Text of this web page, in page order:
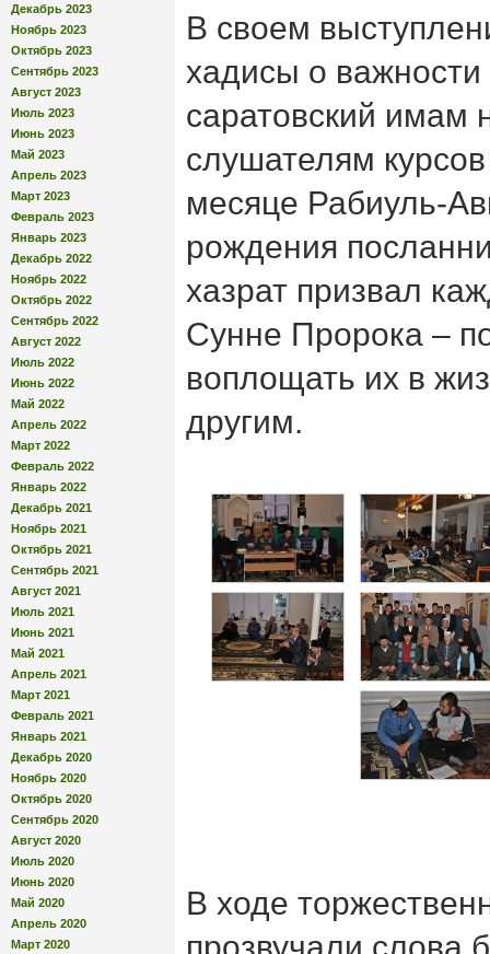
Декабрь 2023
Ноябрь 2023
Октябрь 2023
Сентябрь 2023
Август 2023
Июль 2023
Июнь 2023
Май 2023
Апрель 2023
Март 2023
Февраль 2023
Январь 2023
Декабрь 2022
Ноябрь 2022
Октябрь 2022
Сентябрь 2022
Август 2022
Июль 2022
Июнь 2022
Май 2022
Апрель 2022
Март 2022
Февраль 2022
Январь 2022
Декабрь 2021
Ноябрь 2021
Октябрь 2021
Сентябрь 2021
Август 2021
Июль 2021
Июнь 2021
Май 2021
Апрель 2021
Март 2021
Февраль 2021
Январь 2021
Декабрь 2020
Ноябрь 2020
Октябрь 2020
Сентябрь 2020
Август 2020
Июль 2020
Июнь 2020
Май 2020
Апрель 2020
Март 2020
В своем
хадисы о важности
саратовский имам
слушателям
месяце Рабиуль-
рождения
хазрат призвал
Сунне Пророка –
воплощать их в
другим.
В ходе